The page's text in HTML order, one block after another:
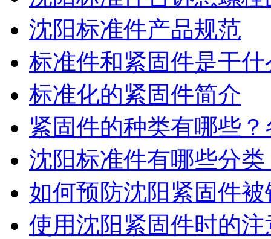
沈阳标准件产品规范
标准件和紧固件是干
标准化的紧固件简介
紧固件的种类有哪些
沈阳标准件有哪些分类
如何预防沈阳紧固件
使用沈阳紧固件时的